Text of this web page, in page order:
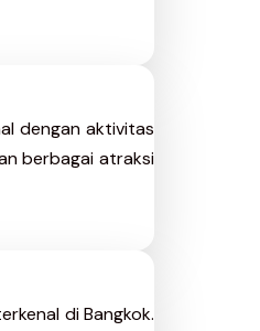
dengan aktivitas
berbagai atraksi
di Bangkok.